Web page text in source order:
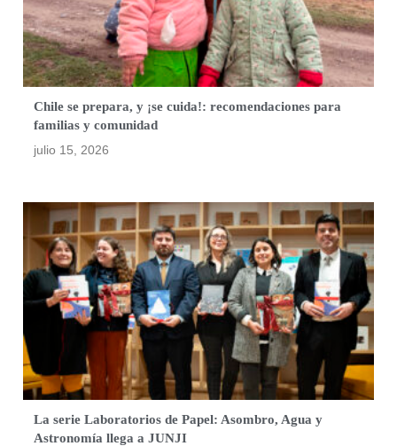
Chile se prepara, y ¡se cuida!: recomendaciones para
familias y comunidad
julio 15, 2026
La serie Laboratorios de Papel: Asombro, Agua y
Astronomía llega a JUNJI